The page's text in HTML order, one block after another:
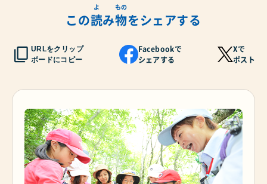
この読
よ
み物
もの
をシェアする
URLをクリップ
ボードにコピー
Facebookで
シェアする
Xで
ポスト